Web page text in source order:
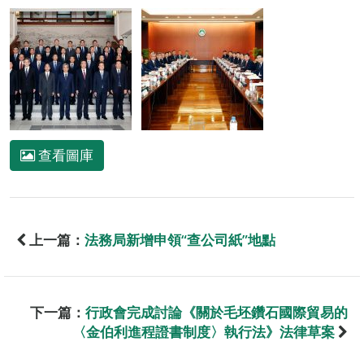
查看圖庫
上一篇： 法務局新增申領“查公司紙”地點
下一篇： 行政會完成討論《關於毛坯鑽石國際貿易的
〈金伯利進程證書制度〉執行法》法律草案